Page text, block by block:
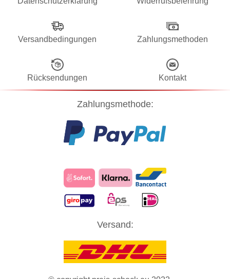
zu Ihren Rechten als Benutzer finden Sie in unserer
Cookies zu akzeptieren und direkt unsere Website besuchen zu
ZUSTIMMUNG
Versandbedingungen Zahlungsmethoden
Rücksendungen Kontakt
Zahlungsmethode:
Versand: